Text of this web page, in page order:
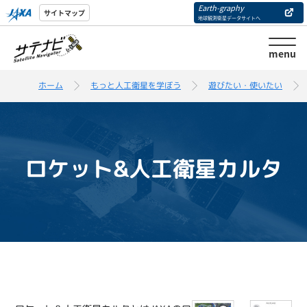
サイトマップ Earth-graphy
地球観測衛星データサイトへ
menu
ホーム もっと人工衛星を学ぼう 遊びたい・使いたい
ロケット&人工衛星カルタ